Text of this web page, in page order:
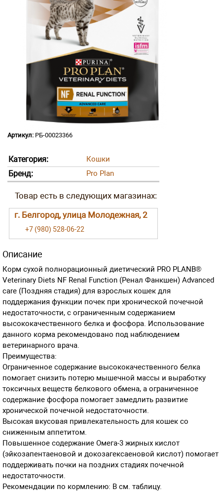
Артикул: РБ-00023366
Категория: Кошки
Бренд: Pro Plan
г. Белгород, улица Молодежная, 2
+7 (980) 528-06-22
Описание
Корм сухой полнорационный диетический PRO PLANВ®
Veterinary Diets NF Renal Function (Ренал Фанкшен) Advanced
care (Поздняя стадия) для взрослых кошек для
поддержания функции почек при хронической почечной
недостаточности, с ограниченным содержанием
высококачественного белка и фосфора. Использование
данного корма рекомендовано под наблюдением
ветеринарного врача.
Преимущества:
Ограниченное содержание высококачественного белка
помогает снизить потерю мышечной массы и выработку
токсичных веществ белкового обмена, а ограниченное
содержание фосфора помогает замедлить развитие
хронической почечной недостаточности.
Высокая вкусовая привлекательность для кошек со
сниженным аппетитом.
Повышенное содержание Омега-3 жирных кислот
(эйкозапентаеновой и докозагексаеновой кислот) помогает
поддерживать почки на поздних стадиях почечной
недостаточности.
Рекомендации по кормлению: В см. таблицу.